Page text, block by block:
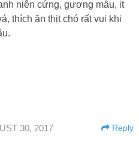
niên cứng, gương mẫu, it
thích ăn thịt chó rất vui khi
30, 2017 Reply